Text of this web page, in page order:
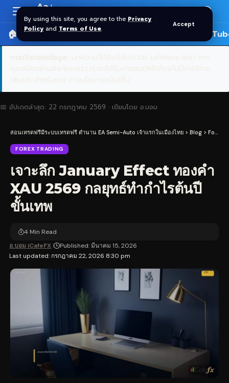
By using this site, you agree to the Privacy
Policy and Terms of Use.
Accept
Resizer
Aa
🏠 หน้าแรก ราคาทอง SPDR 🎬
📅 อัปเดตล่าสุด: 22 กรกฎาคม 2569 · เขียนโดย อ.บอม
สอนเทรดฟรีมีระบบเทรดฟรี ตำนาน EA Semi-Auto เจ้าแรกในเมืองไทย > Blog > Forex Trading
FOREX TRADING
เจาะลึก January Effect ทองคำ
XAU 2569 กลยุทธ์ทำกำไรต้นปี
ขั้นเทพ
Last updated: กรกฎาคม 22, 2026 8:30 pm
อ.บอม iCafeFX Published: มีนาคม 15, 2026
4 Min Read